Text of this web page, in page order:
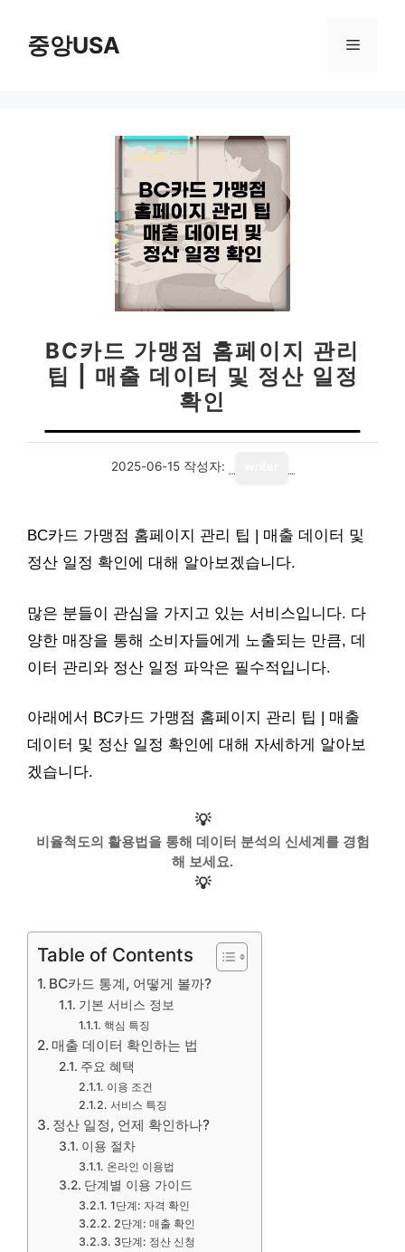
중앙USA 메
BC카드 가맹점 홈페이지 관리
팁 | 매출 데이터 및 정산 일정
확인
2025-06-15 작성자:
BC카드 가맹점 홈페이지 관리 팁 | 매출 데이터 및
정산 일정 확인에 대해 알아보겠습니다.
많은 분들이 관심을 가지고 있는 서비스입니다. 다
양한 매장을 통해 소비자들에게 노출되는 만큼, 데
이터 관리와 정산 일정 파악은 필수적입니다.
아래에서 BC카드 가맹점 홈페이지 관리 팁 | 매출
데이터 및 정산 일정 확인에 대해 자세하게 알아보
겠습니다.
💡
비율척도의 활용법을 통해 데이터 분석의 신세계를 경험
해 보세요.
💡
Table of Contents
BC카드 통계, 어떻게 볼까?
기본 서비스 정보
핵심 특징
매출 데이터 확인하는 법
주요 혜택
이용 조건
서비스 특징
정산 일정, 언제 확인하나?
이용 절차
온라인 이용법
단계별 이용 가이드
1단계: 자격 확인
2단계: 매출 확인
3단계: 정산 신청